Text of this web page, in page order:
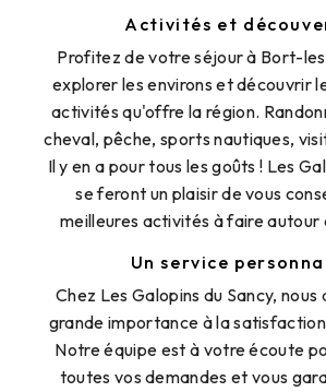
Activités et
Profitez de votre séjour à Bort-
explorer les environs et découvrir
activités qu'offre la région.
cheval, pêche, sports nautiques,
Il y en a pour tous les goûts ! Les
se feront un plaisir de vous
meilleures activités à faire autour
Un service
Chez Les Galopins du Sancy,
grande importance à la
Notre équipe est à votre écoute
toutes vos demandes et vous